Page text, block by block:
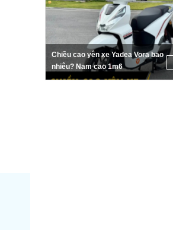
Chiều cao yên xe Yadea Vora bao
nhiêu? Nam cao 1m6